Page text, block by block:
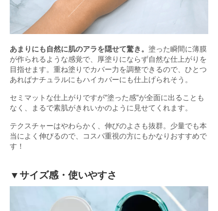
あまりにも自然に肌のアラを隠せて驚き。 塗った瞬間に薄膜
が作られるような感覚で、厚塗りにならず自然な仕上がりを
目指せます。重ね塗りでカバー力を調整できるので、ひとつ
あればナチュラルにもハイカバーにも仕上げられそう。
セミマットな仕上がりですが”塗った感”が全面に出ることも
なく、まるで素肌がきれいかのように見せてくれます。
テクスチャーはやわらかく、伸びのよさも抜群。少量でも本
当によく伸びるので、コスパ重視の方にもかなりおすすめで
す！
▼サイズ感・使いやすさ